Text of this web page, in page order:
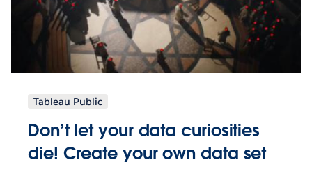
Tableau Public
Don’t let your data curiosities
die! Create your own data set